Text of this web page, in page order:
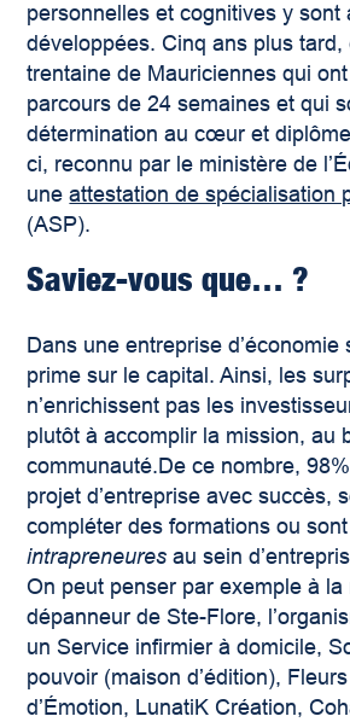
personnelles et cognitives y sont
développées. Cinq ans plus tard,
trentaine de Mauriciennes qui
parcours de 24 semaines et qui
détermination au cœur et
ci, reconnu par le ministère de
uneattestation de spécialisation
(ASP).
Saviez-vous que… ?
Dans une entreprise d’économie
prime sur le capital. Ainsi, les
n’enrichissent pas les
plutôt à accomplir la mission, au
communauté.De ce nombre,
projet d’entreprise avec succès,
compléter des formations ou
intrapreneures au sein
On peut penser par exemple à la
dépanneur de Ste-Flore,
un Service infirmier à domicile,
pouvoir (maison d’édition), Fleurs
d’Émotion, LunatiK Création,